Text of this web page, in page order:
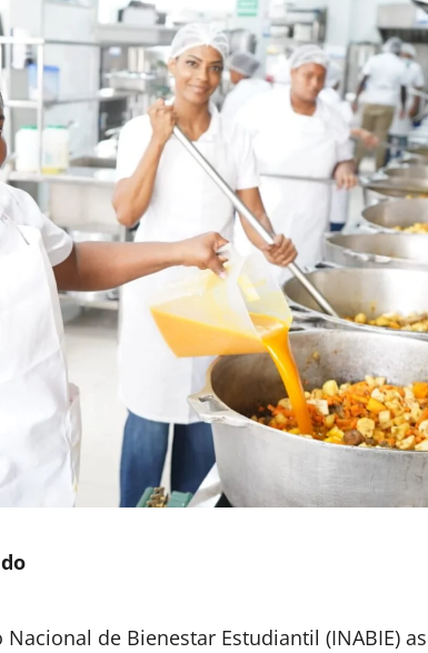
de Bienestar Estudiantil (INABIE)